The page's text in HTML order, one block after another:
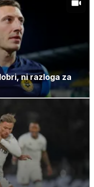
ni razloga za